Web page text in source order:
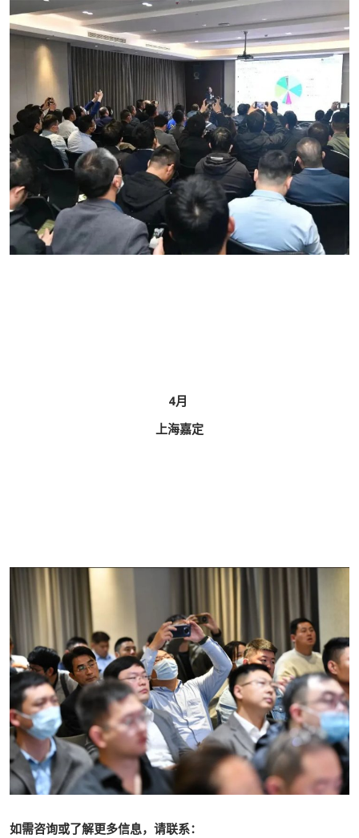
4月
上海嘉定
如需咨询或了解更多信息，请联系：